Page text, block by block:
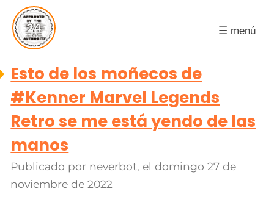
☰ menú
Esto de los moñecos de
#Kenner Marvel Legends
Retro se me está yendo de las
manos
Publicado por neverbot, eldomingo 27 de
noviembre de 2022